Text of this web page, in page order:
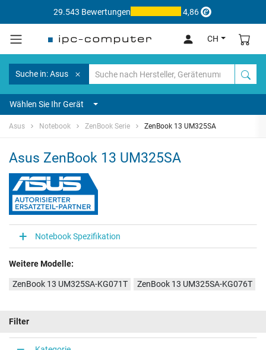
29.543 Bewertungen 4,86
CH
Suche in: Asus
Wählen Sie Ihr Gerät
Asus Notebook ZenBook Serie ZenBook 13 UM325SA
Asus ZenBook 13 UM325SA
Notebook Spezifikation
Weitere Modelle:
ZenBook 13 UM325SA-KG071T ZenBook 13 UM325SA-KG076T
Filter